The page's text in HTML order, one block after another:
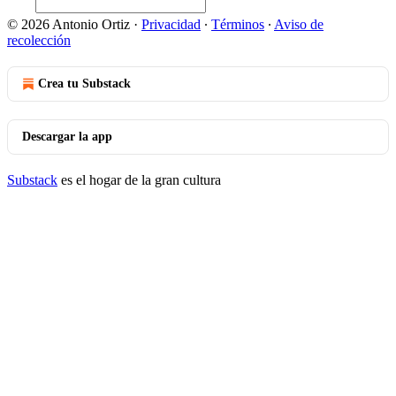
© 2026 Antonio Ortiz · Privacidad ∙ Términos ∙ Aviso de
recolección
Crea tu Substack
Descargar la app
Substack es el hogar de la gran cultura